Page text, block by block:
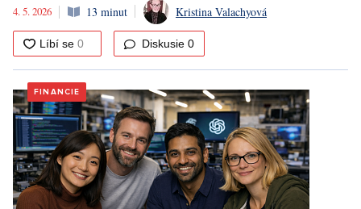
4. 5. 2026
13 minut Kristina Valachyová
Diskusie 0
FINANCIE